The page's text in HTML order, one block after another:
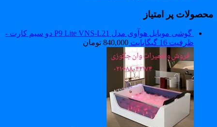
پر امتیاز
گوشی موبایل هوآوی مدل P9 Lite VNS-L21 دو سیم کارت -
ظرفیت 16 گیگابایت
840,000 تومان